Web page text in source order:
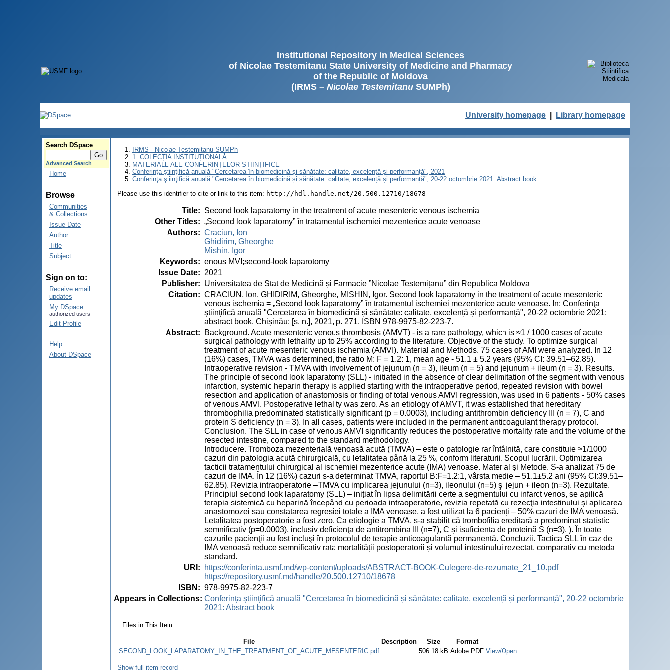
Institutional Repository in Medical Sciences
of Nicolae Testemitanu State University of Medicine and Pharmacy
of the Republic of Moldova
(IRMS – Nicolae TestemitanuSUMPh)
University homepage Library homepage
Search DSpace
Advanced Search
Home
Browse
Communities
& Collections
Issue Date
Author
Title
Subject
Sign on to:
Receive email
updates
My DSpace
authorized users
Edit Profile
Help
About DSpace
IRMS - Nicolae Testemitanu SUMPh
1. COLECȚIA INSTITUȚIONALĂ
MATERIALE ALE CONFERINȚELOR ȘTIINȚIFICE
Conferinţa ştiinţifică anuală "Cercetarea în biomedicină și sănătate: calitate, excelență și performanță", 2021
Conferinţa ştiinţifică anuală "Cercetarea în biomedicină și sănătate: calitate, excelență și performanță", 20-22 octombrie 2021: Abstract book
Please use this identifier to cite or link to this item: http://hdl.handle.net/20.500.12710/18678
Title: Second look laparatomy in the treatment of acute mesenteric venous ischemia
Other Titles: „Second look laparatomy” în tratamentul ischemiei mezenterice acute venoase
Authors: Craciun, Ion
Ghidirim, Gheorghe
Mishin, Igor
Keywords: enous MVI;second-look laparotomy
Issue Date: 2021
Publisher: Universitatea de Stat de Medicină și Farmacie ”Nicolae Testemițanu” din Republica Moldova
Citation: CRACIUN, Ion, GHIDIRIM, Gheorghe, MISHIN, Igor. Second look laparatomy in the treatment of acute mesenteric
venous ischemia = „Second look laparatomy” în tratamentul ischemiei mezenterice acute venoase. In: Conferinţa
ştiinţifică anuală "Cercetarea în biomedicină și sănătate: calitate, excelență și performanță", 20-22 octombrie 2021:
abstract book. Chișinău: [s. n.], 2021, p. 271. ISBN 978-9975-82-223-7.
Abstract:
Background. Acute mesenteric venous thrombosis (AMVT) - is a rare pathology, which is ≈1 / 1000 cases of acute
surgical pathology with lethality up to 25% according to the literature. Objective of the study. To optimize surgical
treatment of acute mesenteric venous ischemia (AMVI). Material and Methods. 75 cases of AMI were analyzed. In 12
(16%) cases, TMVA was determined, the ratio M: F = 1.2: 1, mean age - 51.1 ± 5.2 years (95% CI: 39.51–62.85).
Intraoperative revision - TMVA with involvement of jejunum (n = 3), ileum (n = 5) and jejunum + ileum (n = 3). Results.
The principle of second look laparatomy (SLL) - initiated in the absence of clear delimitation of the segment with venous
infarction, systemic heparin therapy is applied starting with the intraoperative period, repeated revision with bowel
resection and application of anastomosis or finding of total venous AMVI regression, was used in 6 patients - 50% cases
of venous AMVI. Postoperative lethality was zero. As an etiology of AMVT, it was established that hereditary
thrombophilia predominated statistically significant (p = 0.0003), including antithrombin deficiency III (n = 7), C and
protein S deficiency (n = 3). In all cases, patients were included in the permanent anticoagulant therapy protocol.
Conclusion. The SLL in case of venous AMVI significantly reduces the postoperative mortality rate and the volume of the
resected intestine, compared to the standard methodology.
Introducere. Tromboza mezenterială venoasă acută (TMVA) – este o patologie rar întâlnită, care constituie ≈1/1000
cazuri din patologia acută chirurgicală, cu letalitatea până la 25 %, conform literaturii. Scopul lucrării. Optimizarea
tacticii tratamentului chirurgical al ischemiei mezenterice acute (IMA) venoase. Material și Metode. S-a analizat 75 de
cazuri de IMA. În 12 (16%) cazuri s-a determinat TMVA, raportul B:F=1.2:1, vârsta medie – 51.1±5.2 ani (95% CI:39.51–
62.85). Revizia intraoperatorie –TMVA cu implicarea jejunului (n=3), ileonului (n=5) şi jejun + ileon (n=3). Rezultate.
Principiul second look laparatomy (SLL) – inițiat în lipsa delimitării certe a segmentului cu infarct venos, se apilică
terapia sistemică cu heparină începând cu perioada intraoperatorie, revizia repetată cu rezecţia intestinului şi aplicarea
anastomozei sau constatarea regresiei totale a IMA venoase, a fost utilizat la 6 pacienți – 50% cazuri de IMA venoasă.
Letalitatea postoperatorie a fost zero. Ca etiologie a TMVA, s-a stabilit că trombofilia ereditară a predominat statistic
semnificativ (p=0.0003), inclusiv deficienţa de antitrombina III (n=7), C și isuficienta de proteină S (n=3). ). În toate
cazurile pacienţii au fost incluşi în protocolul de terapie anticoagulantă permanentă. Concluzii. Tactica SLL în caz de
IMA venoasă reduce semnificativ rata mortalității postoperatorii și volumul intestinului rezectat, comparativ cu metoda
standard.
URI :
https://conferinta.usmf.md/wp-content/uploads/ABSTRACT-BOOK-Culegere-de-rezumate_21_10.pdf
https://repository.usmf.md/handle/20.500.12710/18678
ISBN : 978-9975-82-223-7
Appears in Collections: Conferinţa ştiinţifică anuală "Cercetarea în biomedicină și sănătate: calitate, excelență și performanță", 20-22 octombrie
2021: Abstract book
Files in This Item:
File Description Size
Format
SECOND_LOOK_LAPARATOMY_IN_THE_TREATMENT_OF_ACUTE_MESENTERIC.pdf
506.18 kB Adobe PDF View/Open
Show full item record